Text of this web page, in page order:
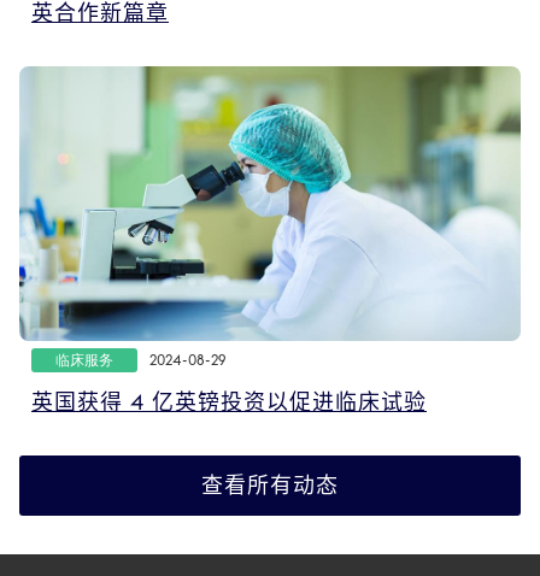
英合作新篇章
临床服务 2024-08-29
英国获得 4 亿英镑投资以促进临床试验
查看所有动态